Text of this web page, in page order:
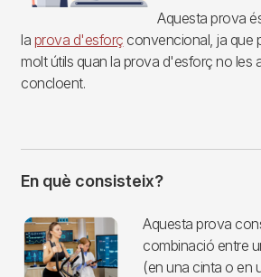
Aquesta prova
la prova d'esforç convencional, ja que
molt útils quan la prova d'esforç no les
concloent.
En què consisteix?
Imagen
Aquesta prova
combinació entre
(en una cinta o en